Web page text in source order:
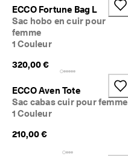
ECCO Fortune Bag L
Sac hobo en cuir pour
femme
1 Couleur
320,00 €
ECCO Aven Tote
Sac cabas cuir pour femme
1 Couleur
210,00 €